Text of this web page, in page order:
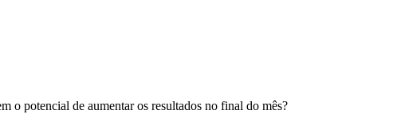
o potencial de aumentar os resultados no final do mês?